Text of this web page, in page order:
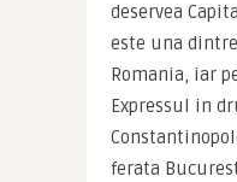
deservea
este una
Romania, iar
Expressul in
ferata